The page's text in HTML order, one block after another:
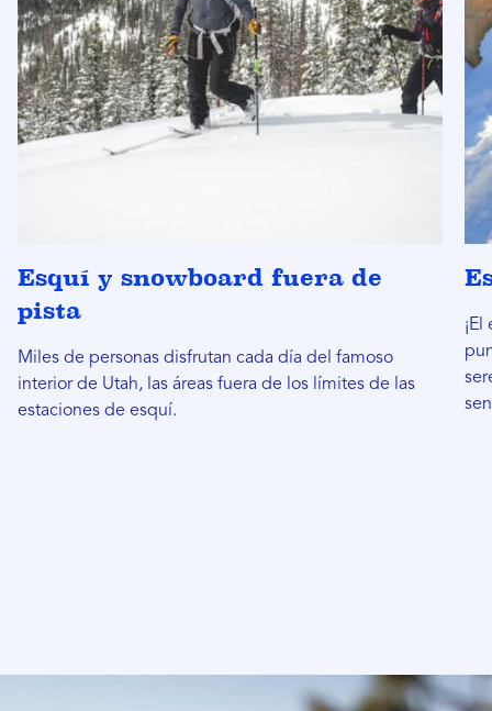
Esquí y snowboard fuera de
pista
Miles de personas disfrutan cada día del famoso
interior de Utah, las áreas fuera de los límites de las
estaciones de esquí.